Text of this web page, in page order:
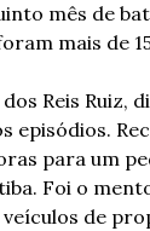
mês de
mais de
Reis Ruiz,
episódios.
para um
Foi o
de